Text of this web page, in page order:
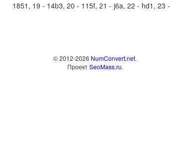
1851, 19 - 14b3, 20 - 115f, 21 - j6a, 22 - hd1, 23
© 2012-2026 NumConvert.net.
ПроектSeoMass.ru.